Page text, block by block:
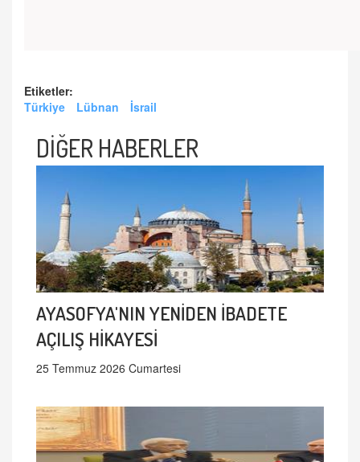
Etiketler:
Türkiye
Lübnan İsrail
DİĞER HABERLER
AYASOFYA'NIN YENİDEN İBADETE
AÇILIŞ HİKAYESİ
25 Temmuz 2026 Cumartesi